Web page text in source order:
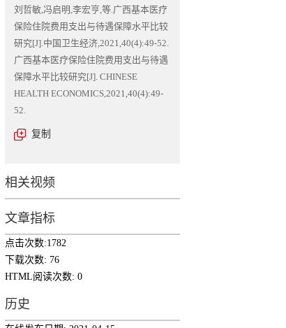
刘哲敏,冯启明,李宏亨,等.广西基本医疗
保险住院费用支出与待遇保障水平比较
研究[J].中国卫生经济,2021,40(4):49-52.
广西基本医疗保险住院费用支出与待遇
保障水平比较研究[J]. CHINESE
HEALTH ECONOMICS,2021,40(4):49-
52.
复制
相关视频
文章指标
点击次数:1782
下载次数: 76
HTML阅读次数: 0
历史